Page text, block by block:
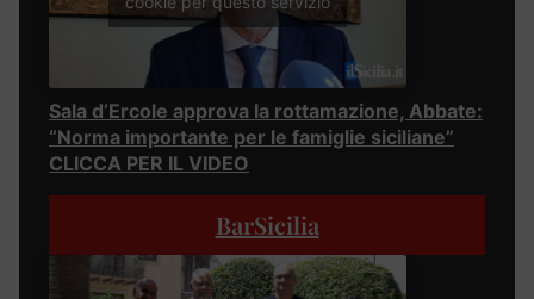
Sala d’Ercole approva la rottamazione, Abbate:
“Norma importante per le famiglie siciliane”
CLICCA PER IL VIDEO
BarSicilia